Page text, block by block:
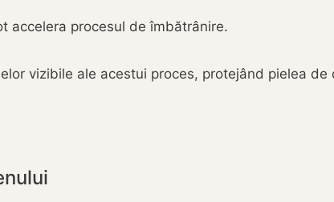
accelera procesul de îmbătrânire.
vizibile ale acestui proces, protejând pielea de